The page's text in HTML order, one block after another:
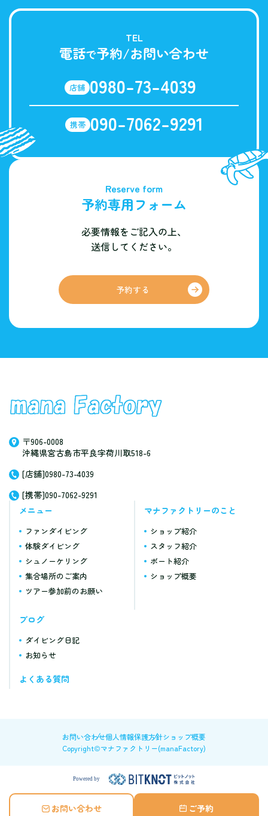
お問い合わせ ご予約
TEL
電話で予約/お問い合わせ
店舗 0980-73-4039
携帯 090-7062-9291
Reserve form
予約専用フォーム
必要情報をご記入の上、
送信してください。
予約する
〒906-0008
沖縄県宮古島市平良字荷川取518-6
[店舗]0980-73-4039
[携帯]090-7062-9291
メニュー
ファンダイビング
体験ダイビング
シュノーケリング
集合場所のご案内
ツアー参加前のお願い
マナファクトリーのこと
ショップ紹介
スタッフ紹介
ボート紹介
ショップ概要
ブログ
ダイビング日記
お知らせ
よくある質問
お問い合わせ個人情報保護方針ショップ概要
Copyright©マナファクトリー(manaFactory)